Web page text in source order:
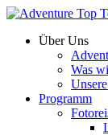
Über Uns
Was
Programm